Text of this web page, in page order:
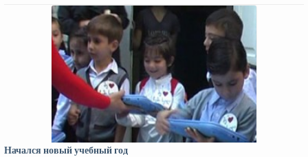
Начался новый учебный год